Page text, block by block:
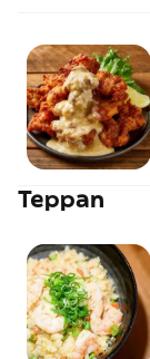
Teppan